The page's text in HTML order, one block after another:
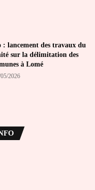
: lancement des travaux du
sur la délimitation des
à Lomé
2026